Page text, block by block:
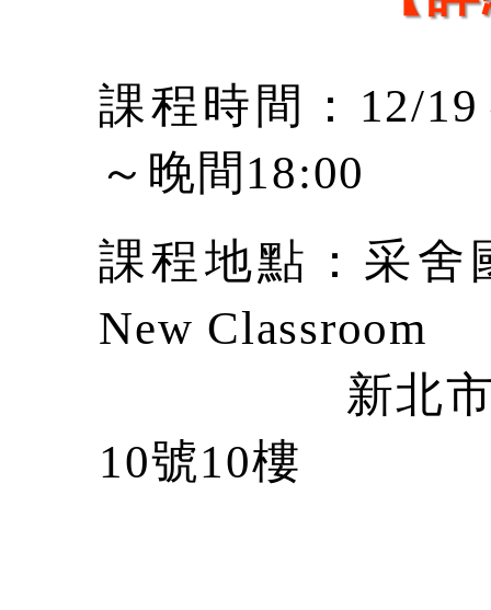
課程時間：12/
～晚間18:00
課程地點：采舍
New Classroom
新北市中和
10號10樓